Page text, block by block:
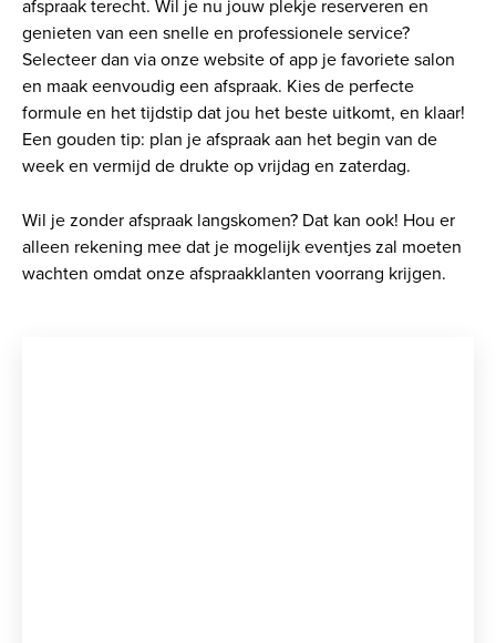
afspraak terecht. Wil je nu jouw plekje reserveren en
genieten van een snelle en professionele service?
Selecteer dan via onze website of app je favoriete salon
en maak eenvoudig een afspraak. Kies de perfecte
formule en het tijdstip dat jou het beste uitkomt, en klaar!
Een gouden tip: plan je afspraak aan het begin van de
week en vermijd de drukte op vrijdag en zaterdag.
Wil je zonder afspraak langskomen? Dat kan ook! Hou er
alleen rekening mee dat je mogelijk eventjes zal moeten
wachten omdat onze afspraakklanten voorrang krijgen.